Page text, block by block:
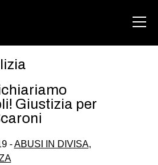
ABOUT
Giustizia per
-ABUSI IN DIVISA,